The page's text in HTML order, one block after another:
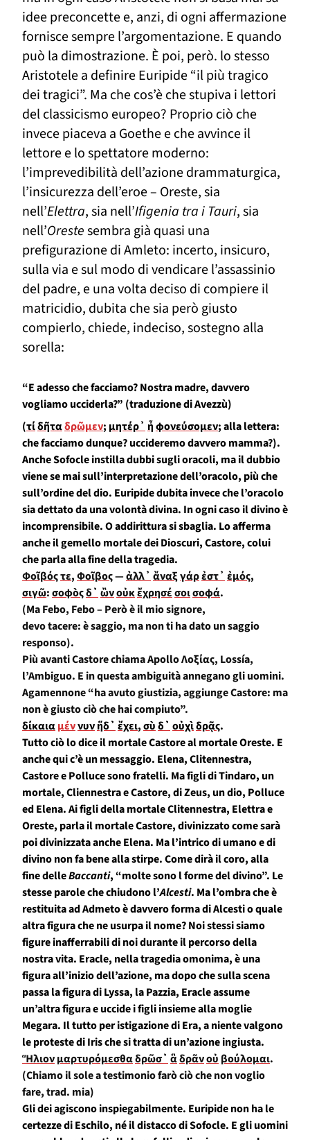
idee preconcettee, anzi, di ogni affermazione
fornisce sempre l’argomentazione. E quando
può la dimostrazione. È poi, però. lo stesso
Aristotele a definire Euripide “il più tragico
dei tragici”. Ma che cos’èche stupiva i lettori
del classicismo europeo? Proprio ciò che
invece piaceva a Goethe e che avvince il
lettore e lo spettatore moderno:
l’imprevedibilità dell’azione drammaturgica,
l’insicurezza dell’eroe – Oreste, sia
nell’Elettra, sia nell’Ifigenia tra i Tauri, sia
nell’Orestesembra già quasi una
prefigurazione di Amleto: incerto, insicuro,
sulla via e sul modo di vendicare l’assassinio
del padre, e una volta deciso di compiere il
matricidio, dubita che sia però giusto
compierlo, chiede, indeciso, sostegno alla
sorella:
“E adesso che facciamo? Nostra madre, davvero
vogliamo ucciderla?” (traduzione di Avezzù)
(τίδῆταδρῶμεν; μητέρ᾽ἦφονεύσομεν;alla lettera:
che facciamo dunque?uccideremo davvero mamma?).
Anche Sofocle instilla dubbi sugli oracoli, mail dubbio
vienese mai sull’interpretazione dell’oracolo, più che
sull’ordine del dio. Euripide dubitainveceche l’oracolo
sia dettato da una volontà divina. In ogni caso il divino è
incomprensibile.O addirittura si sbaglia. Lo afferma
anche il gemellomortaledei Dioscuri, Castore,colui
che parlaalla fine della tragedia.
Φοῖβόςτε,Φοῖβος—ἀλλ᾽ἄναξγάρἐστ᾽ἐμός,
σιγῶ:σοφὸςδ᾽ὢνοὐκἔχρησέσοισοφά.
(Ma Febo, Febo – Però è il mio signore,
devo tacere: è saggio, ma non ti ha dato un saggio
responso).
Più avanti Castore chiama ApolloΛοξίας, Lossía,
l’Ambiguo. E in questa ambiguità annegano gli uomini.
Agamennone “ha avuto giustizia, aggiunge Castore: ma
non è giusto ciò che hai compiuto”.
δίκαιαμέννυνἥδ᾽ἔχει,σὺδ᾽οὐχὶδρᾷς.
Tutto ciò lo dice il mortale Castore al mortale Oreste. E
anche qui c’è un messaggio. Elena, Clitennestra,
Castore e Polluce sono fratelli. Ma figli di Tindaro, un
mortale, Cliennestra e Castore, di Zeus, un dio, Polluce
ed Elena. Ai figli della mortale Clitennestra, Elettra e
Oreste, parla il mortale Castore, divinizzato come sarà
poidivinizzataancheElena. Ma l’intrico di umano e di
divino non fa bene alla stirpe. Come dirà il coro, alla
fine delleBaccanti, “molte sono l forme del divino”. Le
stesse parole che chiudono l’Alcesti. Ma l’ombra che è
restituita ad Admeto è davvero forma di Alcesti o quale
altra figura che ne usurpa il nome?Noi stessi siamo
figure inafferrabili di noi durante il percorso della
nostra vita. Eracle, nella tragedia omonima, è una
figura all’inizio dell’azione, ma dopo che sulla scena
passa la figura di Lyssa, la Pazzia, Eracle assume
un’altrafigura e uccide i figliinsieme alla moglie
Megara. Il tutto per istigazione di Era, a niente valgono
le proteste di Iris che si tratta di un’azione ingiusta.
Ἥλιονμαρτυρόμεσθαδρῶσ᾽ἃδρᾶνοὐβούλομαι.
(Chiamo il sole a testimonio farò ciò che non voglio
fare, trad. mia)
Gli dei agiscono inspiegabilmente. Euripide non ha le
certezze di Eschilo, né il distacco di Sofocle. E gli uomini